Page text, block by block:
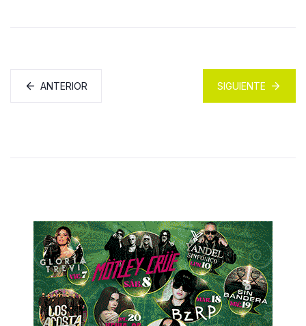
ANTERIOR SIGUIENTE